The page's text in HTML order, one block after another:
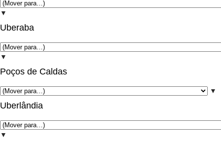
▼
Uberaba
▼
Poços de Caldas
▼
Uberlândia
▼